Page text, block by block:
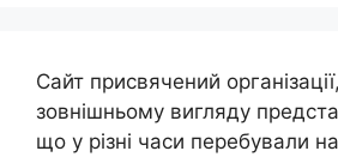
Сайт присвячений
зовнішньому вигляду
що у різні часи перебували